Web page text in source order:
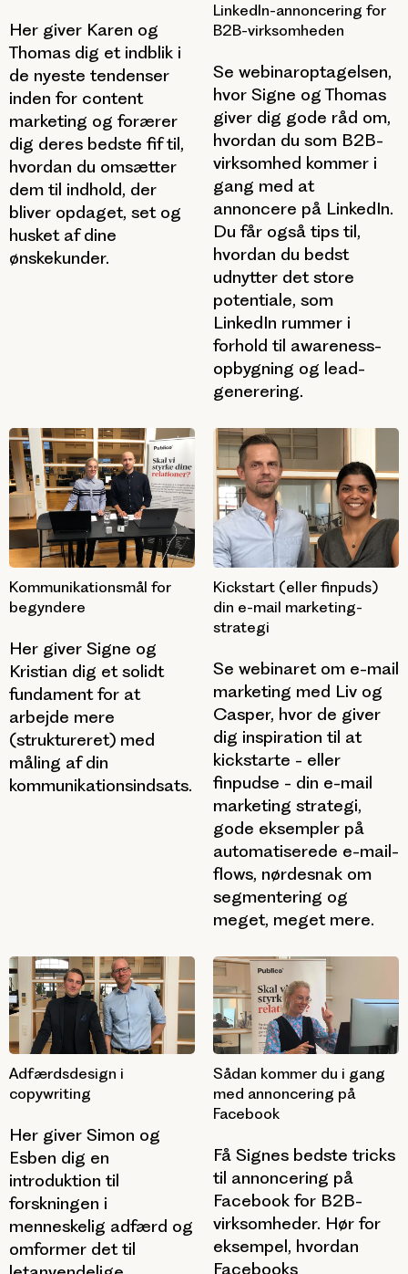
Her giver Karen og
Thomas dig et indblik i
de nyeste tendenser
inden for content
marketing og forærer
dig deres bedste fif til,
hvordan du omsætter
dem til indhold, der
bliver opdaget, set og
husket af dine
ønskekunder.
LinkedIn-annoncering for
B2B-virksomheden
Se webinaroptagelsen,
hvor Signe og Thomas
giver dig gode råd om,
hvordan du som B2B-
virksomhed kommer i
gang med at
annoncere på LinkedIn.
Du får også tips til,
hvordan du bedst
udnytter det store
potentiale, som
LinkedIn rummer i
forhold til awareness-
opbygning og lead-
generering.
Kommunikationsmål for
begyndere
Her giver Signe og
Kristian dig et solidt
fundament for at
arbejde mere
(struktureret) med
måling af din
kommunikationsindsats.
Kickstart (eller finpuds)
din e-mail marketing-
strategi
Se webinaret om e-mail
marketing med Liv og
Casper, hvor de giver
dig inspiration til at
kickstarte - eller
finpudse - din e-mail
marketing strategi,
gode eksempler på
automatiserede e-mail-
flows, nørdesnak om
segmentering og
meget, meget mere.
Adfærdsdesign i
copywriting
Her giver Simon og
Esben dig en
introduktion til
forskningen i
menneskelig adfærd og
omformer det til
Sådan kommer du i gang
med annoncering på
Facebook
Få Signes bedste tricks
til annoncering på
Facebook for B2B-
virksomheder. Hør for
eksempel, hvordan
Facebooks